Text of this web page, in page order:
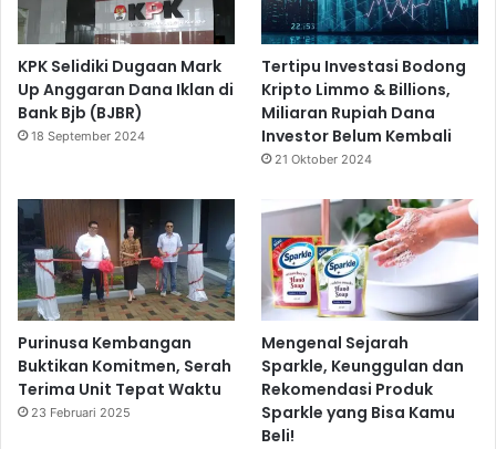
KPK Selidiki Dugaan Mark
Up Anggaran Dana Iklan di
Bank Bjb (BJBR)
18 September 2024
Tertipu Investasi Bodong
Kripto Limmo & Billions,
Miliaran Rupiah Dana
Investor Belum Kembali
21 Oktober 2024
Purinusa Kembangan
Buktikan Komitmen, Serah
Terima Unit Tepat Waktu
23 Februari 2025
Mengenal Sejarah
Sparkle, Keunggulan dan
Rekomendasi Produk
Sparkle yang Bisa Kamu
Beli!